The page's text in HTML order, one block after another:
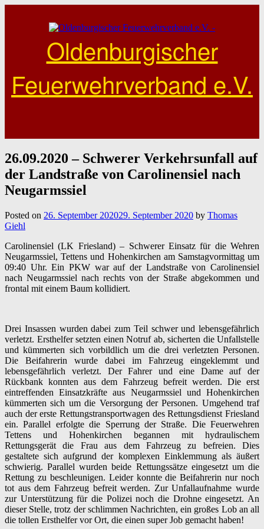
Oldenburgischer
Feuerwehrverband e.V.
26.09.2020 – Schwerer Verkehrsunfall auf
der Landstraße von Carolinensiel nach
Neugarmssiel
Posted on 26. September 202029. September 2020 by Thomas
Giehl
Carolinensiel (LK Friesland) – Schwerer Einsatz für die Wehren
Neugarmssiel, Tettens und Hohenkirchen am Samstagvormittag um
09:40 Uhr. Ein PKW war auf der Landstraße von Carolinensiel
nach Neugarmssiel nach rechts von der Straße abgekommen und
frontal mit einem Baum kollidiert.
Drei Insassen wurden dabei zum Teil schwer und lebensgefährlich
verletzt. Ersthelfer setzten einen Notruf ab, sicherten die Unfallstelle
und kümmerten sich vorbildlich um die drei verletzten Personen.
Die Beifahrerin wurde dabei im Fahrzeug eingeklemmt und
lebensgefährlich verletzt. Der Fahrer und eine Dame auf der
Rückbank konnten aus dem Fahrzeug befreit werden. Die erst
eintreffenden Einsatzkräfte aus Neugarmssiel und Hohenkirchen
kümmerten sich um die Versorgung der Personen. Umgehend traf
auch der erste Rettungstransportwagen des Rettungsdienst Friesland
ein. Parallel erfolgte die Sperrung der Straße. Die Feuerwehren
Tettens und Hohenkirchen begannen mit hydraulischem
Rettungsgerät die Frau aus dem Fahrzeug zu befreien. Dies
gestaltete sich aufgrund der komplexen Einklemmung als äußert
schwierig. Parallel wurden beide Rettungssätze eingesetzt um die
Rettung zu beschleunigen. Leider konnte die Beifahrerin nur noch
tot aus dem Fahrzeug befreit werden. Zur Unfallaufnahme wurde
zur Unterstützung für die Polizei noch die Drohne eingesetzt. An
dieser Stelle, trotz der schlimmen Nachrichten, ein großes Lob an all
die tollen Ersthelfer vor Ort, die einen super Job gemacht haben!